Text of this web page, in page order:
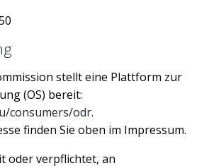
stellt eine Plattform zur
(OS) bereit:
consumers/odr.
finden Sie oben im Impressum.
oder verpflichtet, an